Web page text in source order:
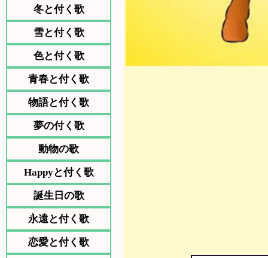
冬と付く歌
雪と付く歌
色と付く歌
青春と付く歌
物語と付く歌
夢の付く歌
動物の歌
Happyと付く歌
誕生日の歌
永遠と付く歌
恋愛と付く歌